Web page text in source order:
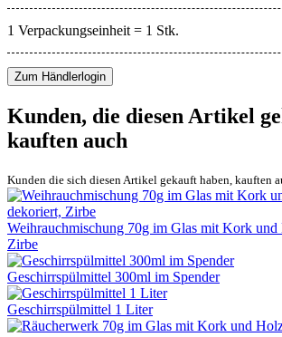
1 Verpackungseinheit = 1 Stk.
Zum Händlerlogin
Kunden, die diesen Artikel
kauften auch
Kunden die sich diesen Artikel gekauft haben, kauften
Weihrauchmischung 70g im Glas mit Kork
Zirbe
Geschirrspülmittel 300ml im Spender
Geschirrspülmittel 1 Liter